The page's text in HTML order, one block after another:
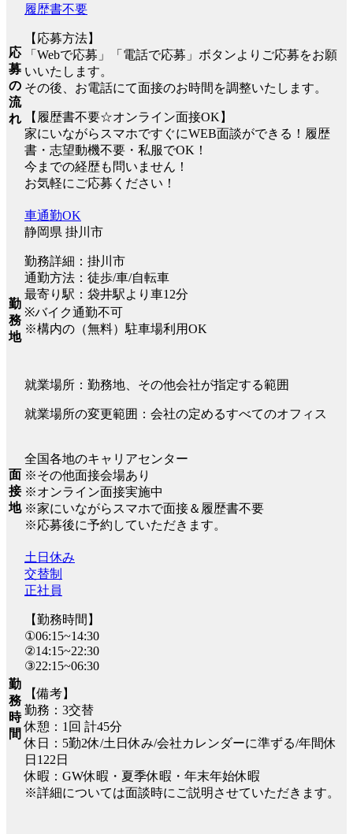
応
募
の
流
れ
履歴書不要
【応募方法】
「Webで応募」「電話で応募」ボタンよりご応募をお願
いいたします。
その後、お電話にて面接のお時間を調整いたします。
【履歴書不要☆オンライン面接OK】
家にいながらスマホですぐにWEB面談ができる！履歴
書・志望動機不要・私服でOK！
今までの経歴も問いません！
お気軽にご応募ください！
勤
務
地
車通勤OK
静岡県 掛川市
勤務詳細：掛川市
通勤方法：徒歩/車/自転車
最寄り駅：袋井駅より車12分
※バイク通勤不可
※構内の（無料）駐車場利用OK
就業場所：勤務地、その他会社が指定する範囲
就業場所の変更範囲：会社の定めるすべてのオフィス
面
接
地
全国各地のキャリアセンター
※その他面接会場あり
※オンライン面接実施中
※家にいながらスマホで面接＆履歴書不要
※応募後に予約していただきます。
勤
務
時
間
土日休み
交替制
正社員
【勤務時間】
①06:15~14:30
②14:15~22:30
③22:15~06:30
【備考】
勤務：3交替
休憩：1回 計45分
休日：5勤2休/土日休み/会社カレンダーに準ずる/年間休
日122日
休暇：GW休暇・夏季休暇・年末年始休暇
※詳細については面談時にご説明させていただきます。